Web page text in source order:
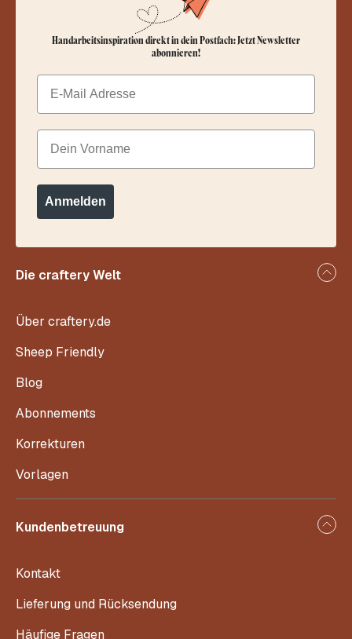
Die craftery Welt
Über craftery.de
Sheep Friendly
Blog
Abonnements
Korrekturen
Vorlagen
Kundenbetreuung
Kontakt
Lieferung und Rücksendung
Häufige Fragen
Handarbeitsinspiration direkt in dein Postfach: Jetzt Newsletter
abonnieren!
Email
Dein Vorname
Anmelden